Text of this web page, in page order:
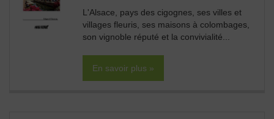
L'Alsace, pays des cigognes, ses villes et
villages fleuris, ses maisons à colombages,
son vignoble réputé et la convivialité...
En savoir plus »